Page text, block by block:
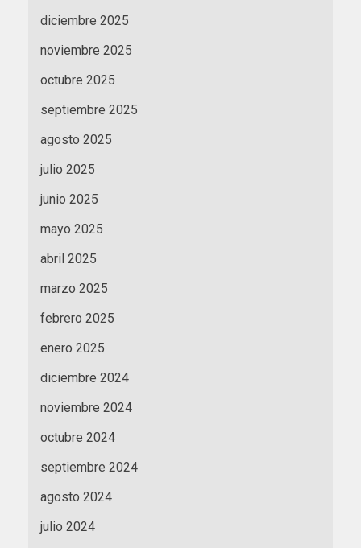
diciembre 2025
noviembre 2025
octubre 2025
septiembre 2025
agosto 2025
julio 2025
junio 2025
mayo 2025
abril 2025
marzo 2025
febrero 2025
enero 2025
diciembre 2024
noviembre 2024
octubre 2024
septiembre 2024
agosto 2024
julio 2024